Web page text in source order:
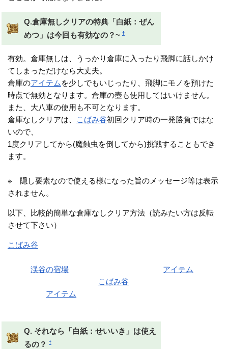
Q.倉庫無しクリアの特典「白紙：ぜん
めつ」は今回も有効なの？~ †
有効。倉庫無しは、うっかり倉庫に入ったり飛脚に話しかけ
てしまっただけなら大丈夫。
倉庫のアイテム を少しでもいじったり、飛脚にモノを預けた
時点で無効となります。倉庫の壺も使用してはいけません。
また、大八車の使用も不可となります。
倉庫なしクリアは、
こばみ谷初回クリア時の一発勝負ではな
いので、
1度クリアしてから(魔蝕虫を倒してから)挑戦することもでき
ます。
※ 隠し要素なので使える様になった旨のメッセージ等は表示
されません。
以下、比較的簡単な倉庫なしクリア方法（読みたい方は反転
させて下さい）
こばみ谷
その後渓谷の宿場 アイテム
こばみ谷
アイテム
Q. それなら「白紙：せいいき」は使え
るの？
†